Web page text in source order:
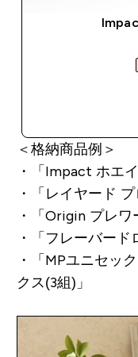
＜格納商品例＞
・「Impact ホエ
・「レイヤード
・「Origin プレワ
・「フレーバード
・「MPユニセッ
クス(3組)」